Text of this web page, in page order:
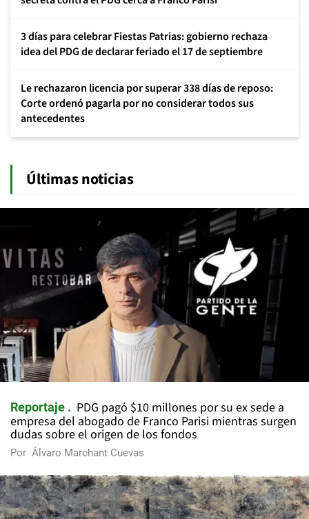
3 días para celebrar Fiestas Patrias: gobierno rechaza
idea del PDG de declarar feriado el 17 de septiembre
Le rechazaron licencia por superar 338 días de reposo:
Corte ordenó pagarla por no considerar todos sus
antecedentes
Últimas noticias
Reportaje
PDG pagó $10 millones por su ex sede a
empresa del abogado de Franco Parisi mientras surgen
dudas sobre el origen de los fondos
Por Álvaro Marchant Cuevas